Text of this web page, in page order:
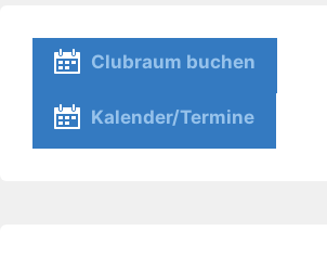
Clubraum buchen
Kalender/Termine